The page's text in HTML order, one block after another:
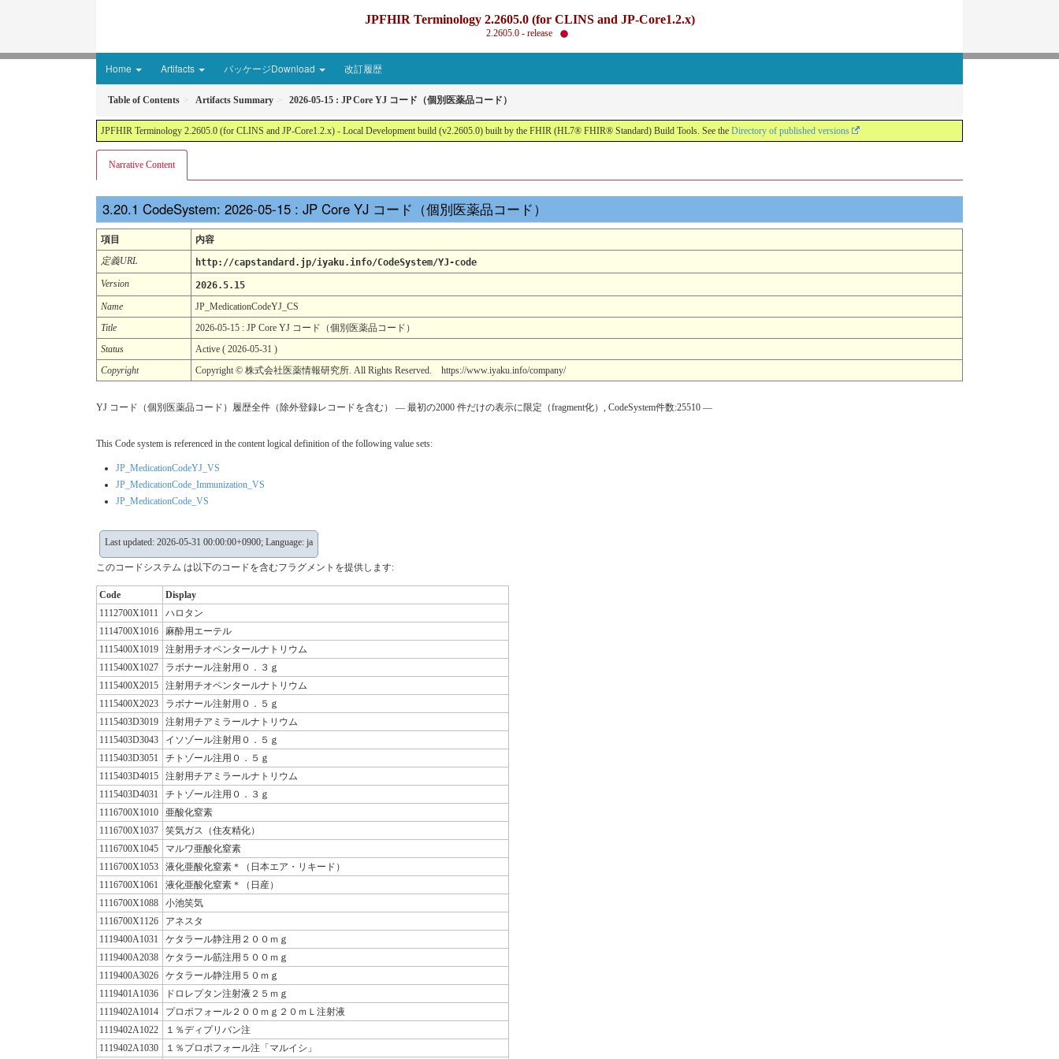
JPFHIR Terminology 2.2605.0 (for CLINS and JP-Core1.2.x)
2.2605.0 - release
Home Artifacts パッケージDownload 改訂履歴
Table of Contents Artifacts Summary 2026-05-15 : JP Core YJ コード（個別医薬品コード）
JPFHIR Terminology 2.2605.0 (for CLINS and JP-Core1.2.x) - Local Development build (v2.2605.0) built by the FHIR (HL7® FHIR® Standard) Build Tools. See the Directory of published versions
Narrative Content
CodeSystem: 2026-05-15 : JP Core YJ コード（個別医薬品コード）
項目
内容
定義URL
http://capstandard.jp/iyaku.info/CodeSystem/YJ-code
Version
2026.5.15
Name
JP_MedicationCodeYJ_CS
Title
2026-05-15 : JP Core YJ コード（個別医薬品コード）
Status
Active ( 2026-05-31 )
Copyright
Copyright © 株式会社医薬情報研究所. All Rights Reserved. https://www.iyaku.info/company/
YJ コード（個別医薬品コード）履歴全件（除外登録レコードを含む） — 最初の2000 件だけの表示に限定（fragment化）, CodeSystem件数:25510 —
This Code system is referenced in the content logical definition of the following value sets:
JP_MedicationCodeYJ_VS
JP_MedicationCode_Immunization_VS
JP_MedicationCode_VS
Last updated: 2026-05-31 00:00:00+0900; Language: ja
このコードシステム は以下のコードを含むフラグメントを提供します:
Code
Display
1112700X1011
ハロタン
1114700X1016
麻酔用エーテル
1115400X1019
注射用チオペンタールナトリウム
1115400X1027
ラボナール注射用０．３ｇ
1115400X2015
注射用チオペンタールナトリウム
1115400X2023
ラボナール注射用０．５ｇ
1115403D3019
注射用チアミラールナトリウム
1115403D3043
イソゾール注射用０．５ｇ
1115403D3051
チトゾール注用０．５ｇ
1115403D4015
注射用チアミラールナトリウム
1115403D4031
チトゾール注用０．３ｇ
1116700X1010
亜酸化窒素
1116700X1037
笑気ガス（住友精化）
1116700X1045
マルワ亜酸化窒素
1116700X1053
液化亜酸化窒素＊（日本エア・リキード）
1116700X1061
液化亜酸化窒素＊（日産）
1116700X1088
小池笑気
1116700X1126
アネスタ
1119400A1031
ケタラール静注用２００ｍｇ
1119400A2038
ケタラール筋注用５００ｍｇ
1119400A3026
ケタラール静注用５０ｍｇ
1119401A1036
ドロレプタン注射液２５ｍｇ
1119402A1014
プロポフォール２００ｍｇ２０ｍＬ注射液
1119402A1022
１％ディプリバン注
1119402A1030
１％プロポフォール注「マルイシ」